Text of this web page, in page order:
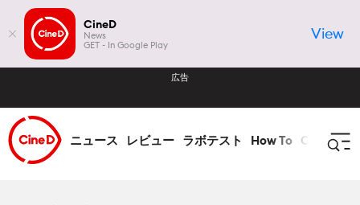
CineD
News
GET - In Google Play
View
広告
ニュース レビュー ラボテスト How To CineDビ